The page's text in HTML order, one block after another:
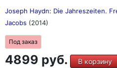
Joseph Haydn: Die Jahreszeiten.
Jacobs (2014)
Под заказ
4899 руб. В корзину